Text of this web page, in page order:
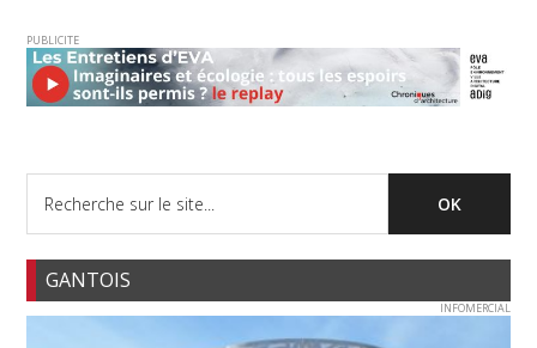
PUBLICITE
GANTOIS
INFOMERCIAL